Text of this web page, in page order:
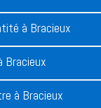
à Bracieux
Bracieux
à Bracieux